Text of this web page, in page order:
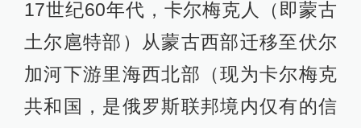
17世纪60年代，卡尔梅克人（即蒙古
土尔扈特部）从蒙古西部迁移至伏尔
加河下游里海西北部（现为卡尔梅克
共和国，是俄罗斯联邦境内仅有的信